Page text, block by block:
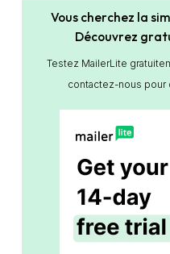
Vous cherchez la
Découvrez
Testez MailerLite
contactez-nous pour